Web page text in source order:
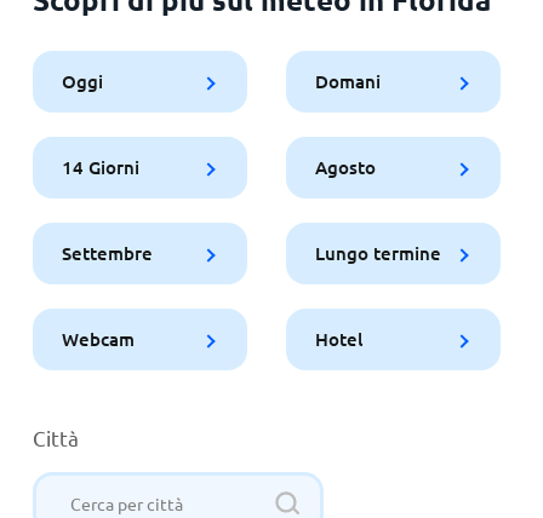
Oggi Domani
14 Giorni Agosto
Settembre Lungo termine
Webcam Hotel
Città